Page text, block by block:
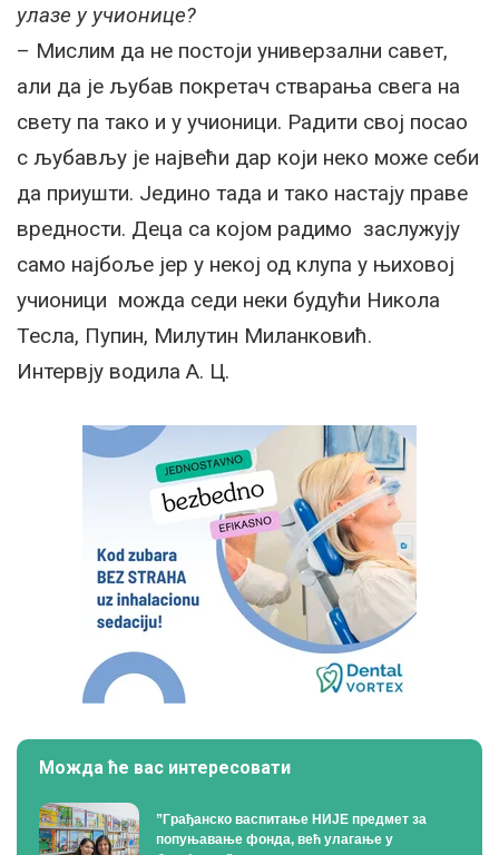
улазе у учионице?
– Мислим да не постоји универзални савет,
али да је љубав покретач стварања свега на
свету па тако и у учионици. Радити свој посао
с љубављу је највећи дар који неко може себи
да приушти. Једино тада и тако настају праве
вредности. Деца са којом радимо заслужују
само најбоље јер у некој од клупа у њиховој
учионици можда седи неки будући Никола
Тесла, Пупин, Милутин Миланковић.
Интервју водила А. Ц.
Можда ће вас интересовати
”Грађанско васпитање НИЈЕ предмет за
попуњавање фонда, већ улагање у